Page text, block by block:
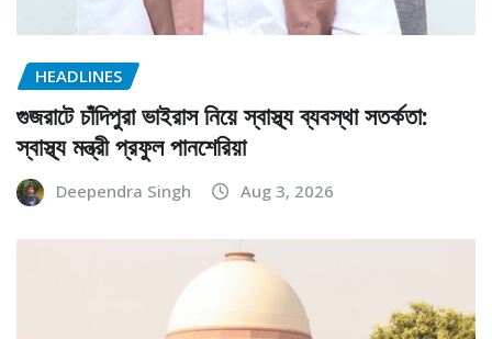
HEADLINES
গুজরাটে চাঁদিপুরা ভাইরাস নিয়ে স্বাস্থ্য ব্যবস্থা সতর্কতা:
স্বাস্থ্য মন্ত্রী প্রফুল পানশেরিয়া
Deependra Singh Aug 3, 2026